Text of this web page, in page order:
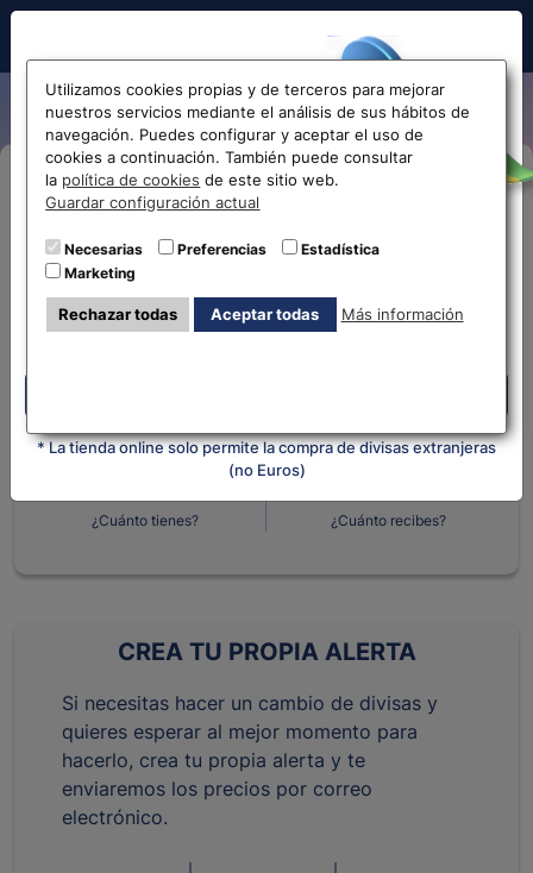
Hola!
Antes de acceder
la web...
Selecciona tu oficina más
cercana
* La tienda online solo permite la compra de divisas extranjeras
(no Euros)
Compra Online
Despliega y selecciona tu oficina
¿Qué moneda tienes?
¿Qué moneda
Cantidad en
¿Cuánto tienes?
Cantidad en
¿Cuánto recibes?
CREA TU PROPIA ALERTA
Si necesitas hacer un cambio de divisas y
quieres esperar al mejor momento para
hacerlo, crea tu propia alerta y te
enviaremos los precios por correo
electrónico.
Utilizamos cookies propias y de terceros para mejorar
nuestros servicios mediante el análisis de sus hábitos de
navegación. Puedes configurar y aceptar el uso de
cookies a continuación. También puede consultar
la política de cookies de este sitio web.
Guardar configuración actual
Necesarias Preferencias
Estadística
Marketing
Rechazar todas Aceptar todas Más información